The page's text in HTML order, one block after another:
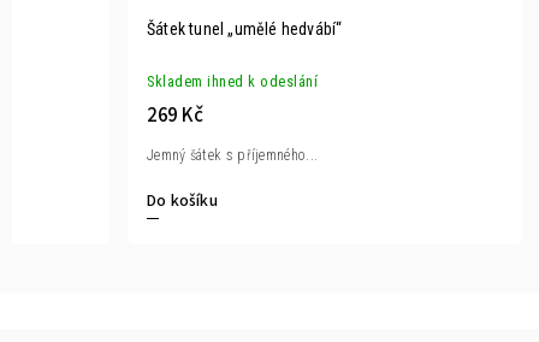
Šátek tunel „umělé hedvábí“
Skladem ihned k odeslání
269 Kč
Do košíku
Jemný šátek s příjemného...